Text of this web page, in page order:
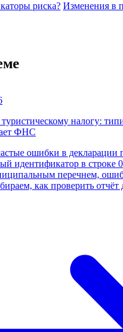
риска? Изменения в
налогу:
ФНС
ошибки в декларации
идентификатор в строке
перечнем,
как проверить отчёт